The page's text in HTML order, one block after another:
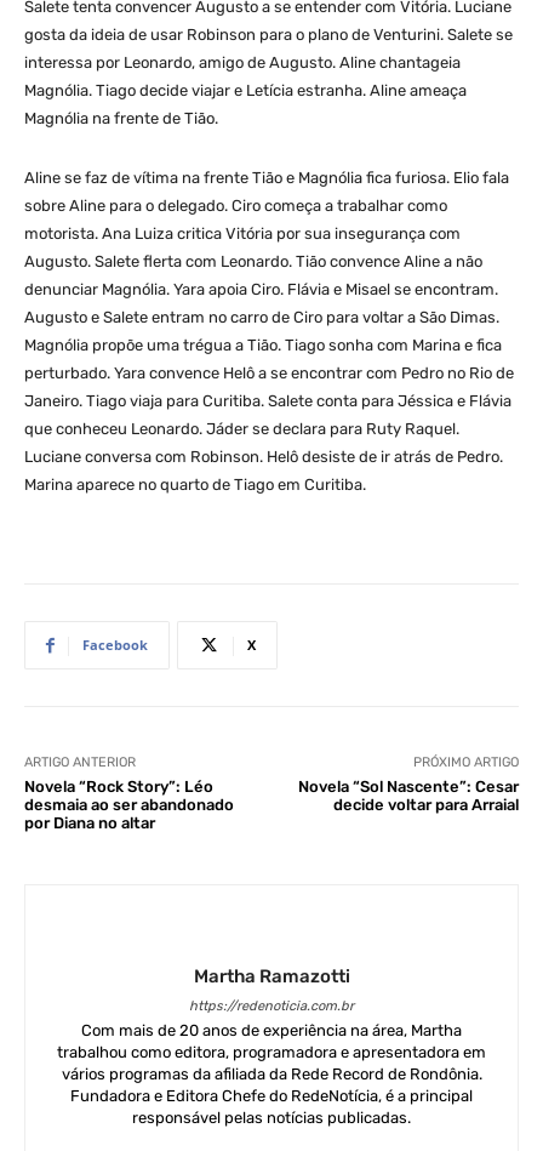
Salete tenta convencer Augusto a se entender com Vitória. Luciane
gosta da ideia de usar Robinson para o plano de Venturini. Salete se
interessa por Leonardo, amigo de Augusto. Aline chantageia
Magnólia. Tiago decide viajar e Letícia estranha. Aline ameaça
Magnólia na frente de Tião.
Aline se faz de vítima na frente Tião e Magnólia fica furiosa. Elio fala
sobre Aline para o delegado. Ciro começa a trabalhar como
motorista. Ana Luiza critica Vitória por sua insegurança com
Augusto. Salete flerta com Leonardo. Tião convence Aline a não
denunciar Magnólia. Yara apoia Ciro. Flávia e Misael se encontram.
Augusto e Salete entram no carro de Ciro para voltar a São Dimas.
Magnólia propõe uma trégua a Tião. Tiago sonha com Marina e fica
perturbado. Yara convence Helô a se encontrar com Pedro no Rio de
Janeiro. Tiago viaja para Curitiba. Salete conta para Jéssica e Flávia
que conheceu Leonardo. Jáder se declara para Ruty Raquel.
Luciane conversa com Robinson. Helô desiste de ir atrás de Pedro.
Marina aparece no quarto de Tiago em Curitiba.
Facebook X
ARTIGO ANTERIOR
Novela “Rock Story”: Léo
desmaia ao ser abandonado
por Diana no altar
PRÓXIMO ARTIGO
Novela “Sol Nascente”: Cesar
decide voltar para Arraial
Martha Ramazotti
https://redenoticia.com.br
Com mais de 20 anos de experiência na área, Martha
trabalhou como editora, programadora e apresentadora em
vários programas da afiliada da Rede Record de Rondônia.
Fundadora e Editora Chefe do RedeNotícia, é a principal
responsável pelas notícias publicadas.